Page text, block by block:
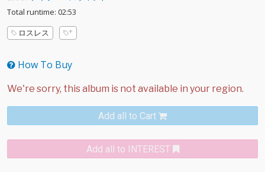
Total runtime: 02:53
ロスレス
How To Buy
Add all to Cart
Add all to INTEREST